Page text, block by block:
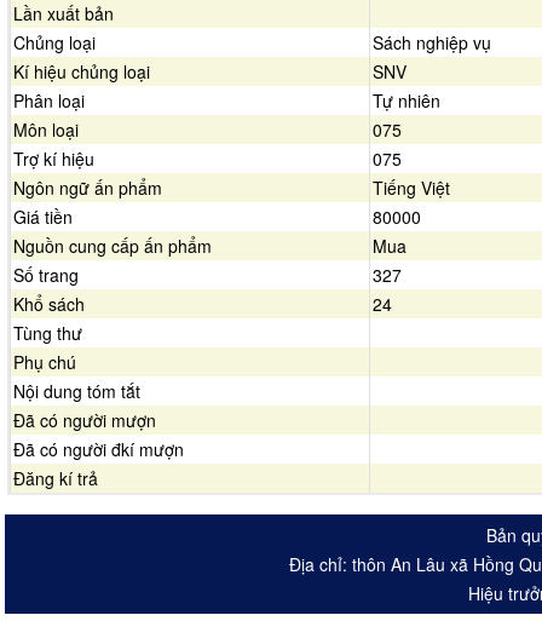
Lần xuất bản
Chủng loại
Sách nghiệp vụ
Kí hiệu chủng loại
SNV
Phân loại
Tự nhiên
Môn loại
075
Trợ kí hiệu
075
Ngôn ngữ ấn phẩm
Tiếng Việt
Giá tiền
80000
Nguồn cung cấp ấn phẩm
Mua
Số trang
327
Khổ sách
24
Tùng thư
Phụ chú
Nội dung tóm tắt
Đã có người mượn
Đã có người đkí mượn
Đăng kí trả
Bản
Địa chỉ: thôn An Lâu xã Hồng
Hiệu